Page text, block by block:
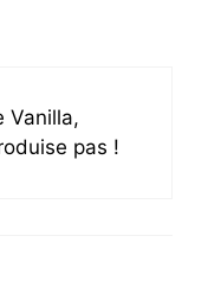
Vanilla,
pas !